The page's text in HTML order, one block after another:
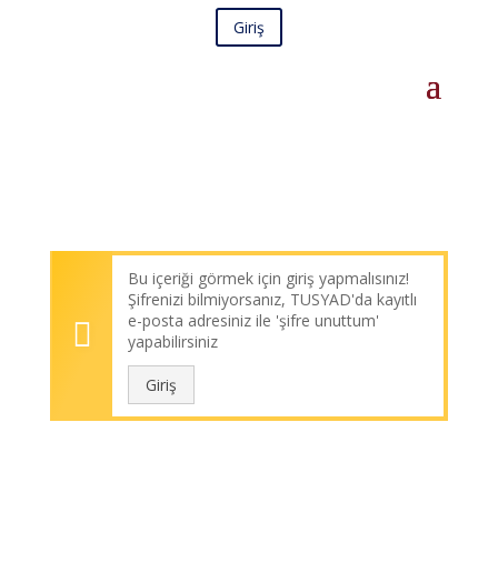
Giriş
Bu içeriği görmek için giriş yapmalısınız!
Şifrenizi bilmiyorsanız, TUSYAD'da kayıtlı
e-posta adresiniz ile 'şifre unuttum'
yapabilirsiniz
Giriş